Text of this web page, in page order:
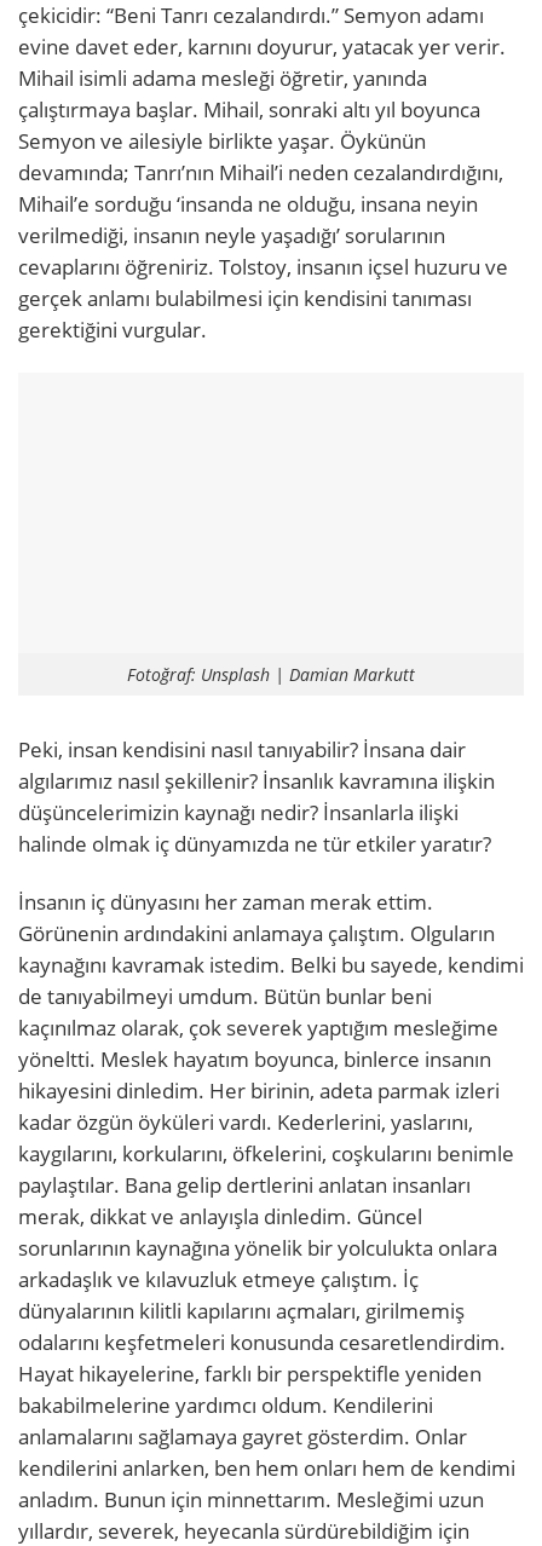
çekicidir: “Beni Tanrı cezalandırdı.” Semyon adamı
evine davet eder, karnını doyurur, yatacak yer verir.
Mihail isimli adama mesleği öğretir, yanında
çalıştırmaya başlar. Mihail, sonraki altı yıl boyunca
Semyon ve ailesiyle birlikte yaşar. Öykünün
devamında; Tanrı’nın Mihail’i neden cezalandırdığını,
Mihail’e sorduğu ‘insanda ne olduğu, insana neyin
verilmediği, insanın neyle yaşadığı’ sorularının
cevaplarını öğreniriz. Tolstoy, insanın içsel huzuru ve
gerçek anlamı bulabilmesi için kendisini tanıması
gerektiğini vurgular.
Fotoğraf: Unsplash | Damian Markutt
Peki, insan kendisini nasıl tanıyabilir? İnsana dair
algılarımız nasıl şekillenir? İnsanlık kavramına ilişkin
düşüncelerimizin kaynağı nedir? İnsanlarla ilişki
halinde olmak iç dünyamızda ne tür etkiler yaratır?
İnsanın iç dünyasını her zaman merak ettim.
Görünenin ardındakini anlamaya çalıştım. Olguların
kaynağını kavramak istedim. Belki bu sayede, kendimi
de tanıyabilmeyi umdum. Bütün bunlar beni
kaçınılmaz olarak, çok severek yaptığım mesleğime
yöneltti. Meslek hayatım boyunca, binlerce insanın
hikayesini dinledim. Her birinin, adeta parmak izleri
kadar özgün öyküleri vardı. Kederlerini, yaslarını,
kaygılarını, korkularını, öfkelerini, coşkularını benimle
paylaştılar. Bana gelip dertlerini anlatan insanları
merak, dikkat ve anlayışla dinledim. Güncel
sorunlarının kaynağına yönelik bir yolculukta onlara
arkadaşlık ve kılavuzluk etmeye çalıştım. İç
dünyalarının kilitli kapılarını açmaları, girilmemiş
odalarını keşfetmeleri konusunda cesaretlendirdim.
Hayat hikayelerine, farklı bir perspektifle yeniden
bakabilmelerine yardımcı oldum. Kendilerini
anlamalarını sağlamaya gayret gösterdim. Onlar
kendilerini anlarken, ben hem onları hem de kendimi
anladım. Bunun için minnettarım. Mesleğimi uzun
yıllardır, severek, heyecanla sürdürebildiğim için